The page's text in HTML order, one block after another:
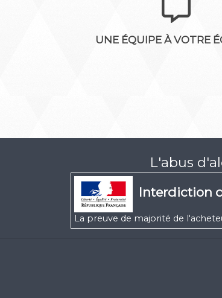
UNE ÉQUIPE À VOTRE
L'abus
Interdiction
La preuve de majorité de